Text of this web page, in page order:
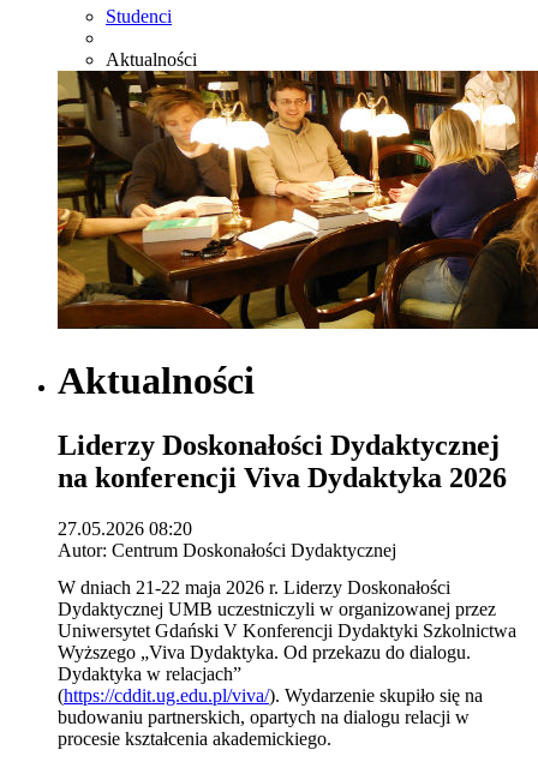
Studenci
Aktualności
Aktualności
Liderzy Doskonałości Dydaktycznej
na konferencji Viva Dydaktyka 2026
27.05.2026 08:20
Autor: Centrum Doskonałości Dydaktycznej
W dniach 21-22 maja 2026 r. Liderzy Doskonałości
Dydaktycznej UMB uczestniczyli w organizowanej przez
Uniwersytet Gdański V Konferencji Dydaktyki Szkolnictwa
Wyższego „Viva Dydaktyka. Od przekazu do dialogu.
Dydaktyka w relacjach”
(https://cddit.ug.edu.pl/viva/). Wydarzenie skupiło się na
budowaniu partnerskich, opartych na dialogu relacji w
procesie kształcenia akademickiego.